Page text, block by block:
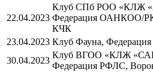
22.04.2023
Клуб СПб РОО «КЛЖ
Федерация ОАНКОО/
КЧК
23.04.2023 Клуб Фауна,
30.04.2023
Клуб ВГОО «КЛЖ
Федерация РФЛС,